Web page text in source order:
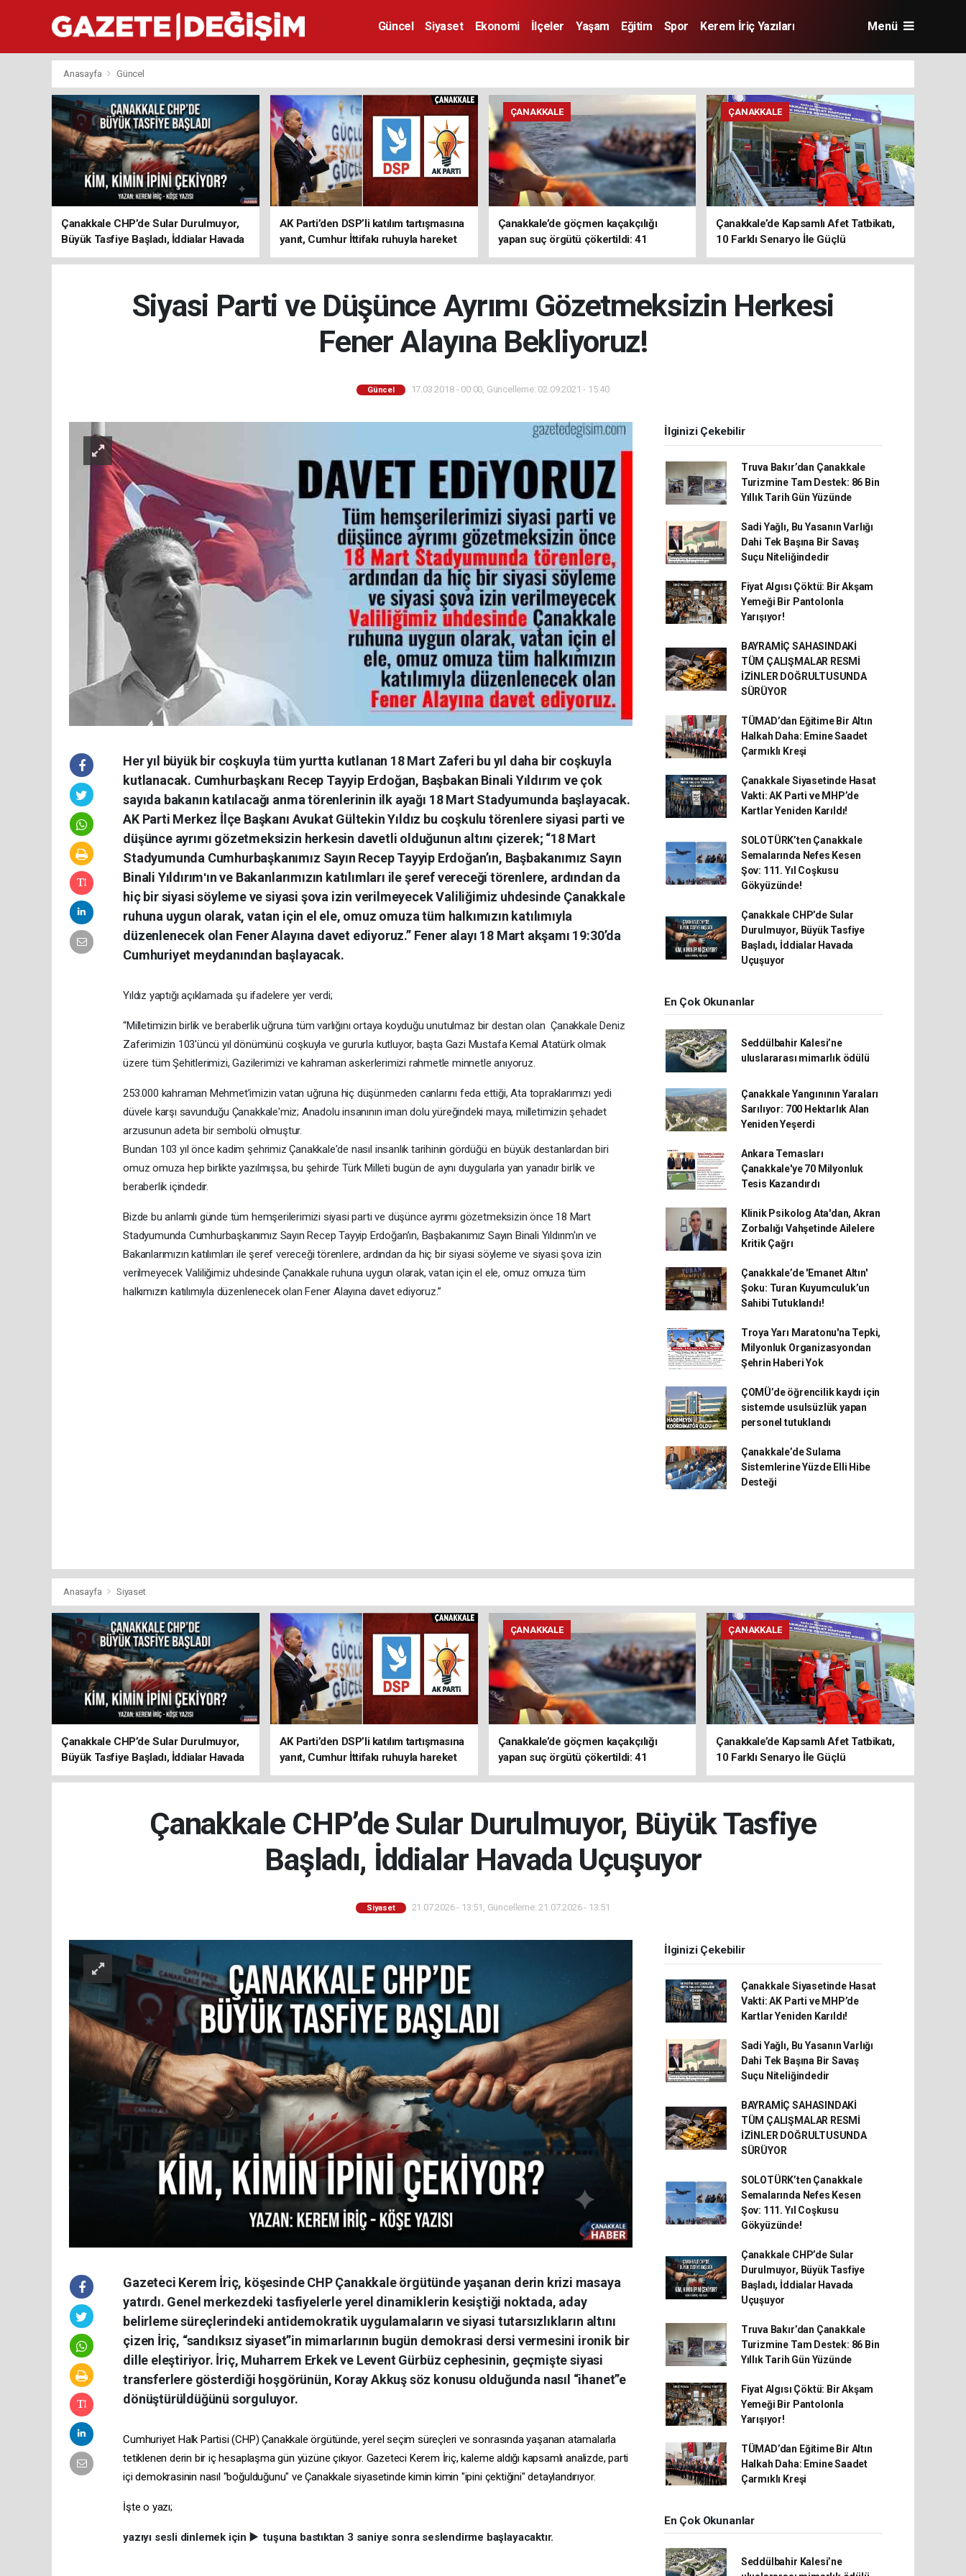
Güncel Siyaset Ekonomi İlçeler Yaşam Eğitim Spor Kerem İriç Yazıları Menü
Anasayfa Güncel
Çanakkale CHP’de Sular Durulmuyor,
Büyük Tasfiye Başladı, İddialar Havada
Uçuşuyor
AK Parti’den DSP’li katılım tartışmasına
yanıt, Cumhur İttifakı ruhuyla hareket
ediyoruz
ÇANAKKALE
Çanakkale’de göçmen kaçakçılığı
yapan suç örgütü çökertildi: 41
tutuklama
ÇANAKKALE
Çanakkale’de Kapsamlı Afet Tatbikatı,
10 Farklı Senaryo İle Güçlü
Koordinasyon
Siyasi Parti ve Düşünce Ayrımı Gözetmeksizin Herkesi
Fener Alayına Bekliyoruz!
Güncel 17.03.2018 - 00:00, Güncelleme: 02.09.2021 - 15:40
Her yıl büyük bir coşkuyla tüm yurtta kutlanan 18 Mart Zaferi bu yıl daha bir coşkuyla
kutlanacak. Cumhurbaşkanı Recep Tayyip Erdoğan, Başbakan Binali Yıldırım ve çok
sayıda bakanın katılacağı anma törenlerinin ilk ayağı 18 Mart Stadyumunda başlayacak.
AK Parti Merkez İlçe Başkanı Avukat Gültekin Yıldız bu coşkulu törenlere siyasi parti ve
düşünce ayrımı gözetmeksizin herkesin davetli olduğunun altını çizerek; “18 Mart
Stadyumunda Cumhurbaşkanımız Sayın Recep Tayyip Erdoğan’ın, Başbakanımız Sayın
Binali Yıldırımʹın ve Bakanlarımızın katılımları ile şeref vereceği törenlere, ardından da
hiç bir siyasi söyleme ve siyasi şova izin verilmeyecek Valiliğimiz uhdesinde Çanakkale
ruhuna uygun olarak, vatan için el ele, omuz omuza tüm halkımızın katılımıyla
düzenlenecek olan Fener Alayına davet ediyoruz.” Fener alayı 18 Mart akşamı 19:30’da
Cumhuriyet meydanından başlayacak.
Yıldız yaptığı açıklamada şu ifadelere yer verdi;
“Milletimizin birlik ve beraberlik uğruna tüm varlığını ortaya koyduğu unutulmaz bir destan olan Çanakkale Deniz
Zaferimizin 103'üncü yıl dönümünü coşkuyla ve gururla kutluyor, başta Gazi Mustafa Kemal Atatürk olmak
üzere tüm Şehitlerimizi, Gazilerimizi ve kahraman askerlerimizi rahmetle minnetle anıyoruz.
253.000 kahraman Mehmet’imizin vatan uğruna hiç düşünmeden canlarını feda ettiği, Ata topraklarımızı yedi
düvele karşı savunduğu Çanakkale'miz; Anadolu insanının iman dolu yüreğindeki maya, milletimizin şehadet
arzusunun adeta bir sembolü olmuştur.
Bundan 103 yıl önce kadim şehrimiz Çanakkale'de nasıl insanlık tarihinin gördüğü en büyük destanlardan biri
omuz omuza hep birlikte yazılmışsa, bu şehirde Türk Milleti bugün de aynı duygularla yan yanadır birlik ve
beraberlik içindedir.
Bizde bu anlamlı günde tüm hemşerilerimizi siyasi parti ve düşünce ayrımı gözetmeksizin önce 18 Mart
Stadyumunda Cumhurbaşkanımız Sayın Recep Tayyip Erdoğan’ın, Başbakanımız Sayın Binali Yıldırım'ın ve
Bakanlarımızın katılımları ile şeref vereceği törenlere, ardından da hiç bir siyasi söyleme ve siyasi şova izin
verilmeyecek Valiliğimiz uhdesinde Çanakkale ruhuna uygun olarak, vatan için el ele, omuz omuza tüm
halkımızın katılımıyla düzenlenecek olan Fener Alayına davet ediyoruz.”
İlginizi Çekebilir
Truva Bakır’dan Çanakkale
Turizmine Tam Destek: 86 Bin
Yıllık Tarih Gün Yüzünde
Sadi Yağlı, Bu Yasanın Varlığı
Dahi Tek Başına Bir Savaş
Suçu Niteliğindedir
Fiyat Algısı Çöktü: Bir Akşam
Yemeği Bir Pantolonla
Yarışıyor!
BAYRAMİÇ SAHASINDAKİ
TÜM ÇALIŞMALAR RESMİ
İZİNLER DOĞRULTUSUNDA
SÜRÜYOR
TÜMAD’dan Eğitime Bir Altın
Halkah Daha: Emine Saadet
Çarmıklı Kreşi
Çanakkale Siyasetinde Hasat
Vakti: AK Parti ve MHP’de
Kartlar Yeniden Karıldı!
SOLOTÜRK’ten Çanakkale
Semalarında Nefes Kesen
Şov: 111. Yıl Coşkusu
Gökyüzünde!
Çanakkale CHP’de Sular
Durulmuyor, Büyük Tasfiye
Başladı, İddialar Havada
Uçuşuyor
En Çok Okunanlar
Seddülbahir Kalesi’ne
uluslararası mimarlık ödülü
Çanakkale Yangınının Yaraları
Sarılıyor: 700 Hektarlık Alan
Yeniden Yeşerdi
Ankara Temasları
Çanakkale'ye 70 Milyonluk
Tesis Kazandırdı
Klinik Psikolog Ata'dan, Akran
Zorbalığı Vahşetinde Ailelere
Kritik Çağrı
Çanakkale’de 'Emanet Altın'
Şoku: Turan Kuyumculuk’un
Sahibi Tutuklandı!
Troya Yarı Maratonu'na Tepki,
Milyonluk Organizasyondan
Şehrin Haberi Yok
ÇOMÜ’de öğrencilik kaydı için
sistemde usulsüzlük yapan
personel tutuklandı
Çanakkale’de Sulama
Sistemlerine Yüzde Elli Hibe
Desteği
Anasayfa Siyaset
Çanakkale CHP’de Sular Durulmuyor,
Büyük Tasfiye Başladı, İddialar Havada
Uçuşuyor
AK Parti’den DSP’li katılım tartışmasına
yanıt, Cumhur İttifakı ruhuyla hareket
ediyoruz
ÇANAKKALE
Çanakkale’de göçmen kaçakçılığı
yapan suç örgütü çökertildi: 41
tutuklama
ÇANAKKALE
Çanakkale’de Kapsamlı Afet Tatbikatı,
10 Farklı Senaryo İle Güçlü
Koordinasyon
Çanakkale CHP’de Sular Durulmuyor, Büyük Tasfiye
Başladı, İddialar Havada Uçuşuyor
Siyaset 21.07.2026 - 13:51, Güncelleme: 21.07.2026 - 13:51
Gazeteci Kerem İriç, köşesinde CHP Çanakkale örgütünde yaşanan derin krizi masaya
yatırdı. Genel merkezdeki tasfiyelerle yerel dinamiklerin kesiştiği noktada, aday
belirleme süreçlerindeki antidemokratik uygulamaların ve siyasi tutarsızlıkların altını
çizen İriç, “sandıksız siyaset”in mimarlarının bugün demokrasi dersi vermesini ironik bir
dille eleştiriyor. İriç, Muharrem Erkek ve Levent Gürbüz cephesinin, geçmişte siyasi
transferlere gösterdiği hoşgörünün, Koray Akkuş söz konusu olduğunda nasıl “ihanet”e
dönüştürüldüğünü sorguluyor.
Cumhuriyet Halk Partisi (CHP) Çanakkale örgütünde,yerel seçim süreçleri ve sonrasında yaşanan atamalarla
tetiklenen derin bir iç hesaplaşma gün yüzüne çıkıyor. Gazeteci Kerem İriç,kaleme aldığı kapsamlı analizde,parti
içi demokrasinin nasıl "boğulduğunu" ve Çanakkale siyasetinde kimin kimin "ipini çektiğini" detaylandırıyor.
İşte o yazı;
yazıyı sesli dinlemek için ▶️ tuşuna bastıktan 3 saniye sonra seslendirme başlayacaktır.
İlginizi Çekebilir
Çanakkale Siyasetinde Hasat
Vakti: AK Parti ve MHP’de
Kartlar Yeniden Karıldı!
Sadi Yağlı, Bu Yasanın Varlığı
Dahi Tek Başına Bir Savaş
Suçu Niteliğindedir
BAYRAMİÇ SAHASINDAKİ
TÜM ÇALIŞMALAR RESMİ
İZİNLER DOĞRULTUSUNDA
SÜRÜYOR
SOLOTÜRK’ten Çanakkale
Semalarında Nefes Kesen
Şov: 111. Yıl Coşkusu
Gökyüzünde!
Çanakkale CHP’de Sular
Durulmuyor, Büyük Tasfiye
Başladı, İddialar Havada
Uçuşuyor
Truva Bakır’dan Çanakkale
Turizmine Tam Destek: 86 Bin
Yıllık Tarih Gün Yüzünde
Fiyat Algısı Çöktü: Bir Akşam
Yemeği Bir Pantolonla
Yarışıyor!
TÜMAD’dan Eğitime Bir Altın
Halkah Daha: Emine Saadet
Çarmıklı Kreşi
En Çok Okunanlar
Seddülbahir Kalesi’ne